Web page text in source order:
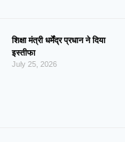
शिक्षा मंत्री धर्मेंद्र प्रधान ने दिया
इस्तीफा
July 25, 2026